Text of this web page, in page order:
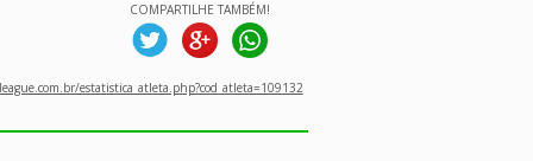
COMPARTILHE TAMBÉM!
estatistica_atleta.php?cod_atleta=109132